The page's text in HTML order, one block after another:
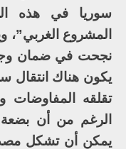
سوريا في هذه
المشروع الغربي”،
نجحت في ضمان
يكون هناك انتقال
تقلقه المفاوضات
الرغم من أن
يمكن أن تشكل